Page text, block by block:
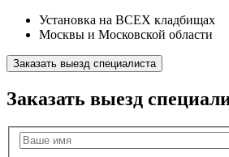
Установка на ВСЕХ кладбищах
Москвы и Московской области
Заказать выезд специалиста
Заказать выезд